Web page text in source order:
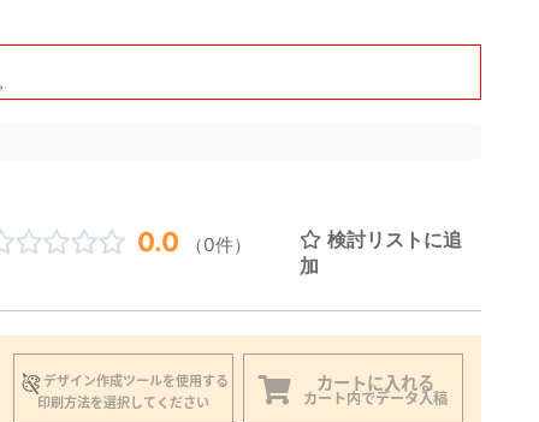
0.0 （0件）
検討リストに追
加
デザイン作成ツールを使用する
印刷方法を選択してください
カートに入れる
カート内でデータ入稿